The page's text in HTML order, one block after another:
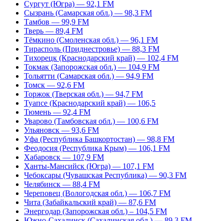
Сургут (Югра) — 92,1 FM
Сызрань (Самарская обл.) — 98,3 FM
Тамбов — 99,9 FM
Тверь — 89,4 FM
Тёмкино (Смоленская обл.) — 96,1 FM
Тирасполь (Приднестровье) — 88,3 FM
Тихорецк (Краснодарский край) — 102,4 FM
Токмак (Запорожская обл.) — 104,9 FM
Тольятти (Самарская обл.) — 94,9 FM
Томск — 92,6 FM
Торжок (Тверская обл.) — 94,7 FM
Туапсе (Краснодарский край) — 106,5
Тюмень — 92,4 FM
Уварово (Тамбовская обл.) — 100,6 FM
Ульяновск — 93,6 FM
Уфа (Республика Башкортостан) — 98,8 FM
Феодосия (Республика Крым) — 106,1 FM
Хабаровск — 107,9 FM
Ханты-Мансийск (Югра) — 107,1 FM
Чебоксары (Чувашская Республика) — 90,3 FM
Челябинск — 88,4 FM
Череповец (Вологодская обл.) — 106,7 FM
Чита (Забайкальский край) — 87,6 FM
Энергодар (Запорожская обл.) – 104,5 FM